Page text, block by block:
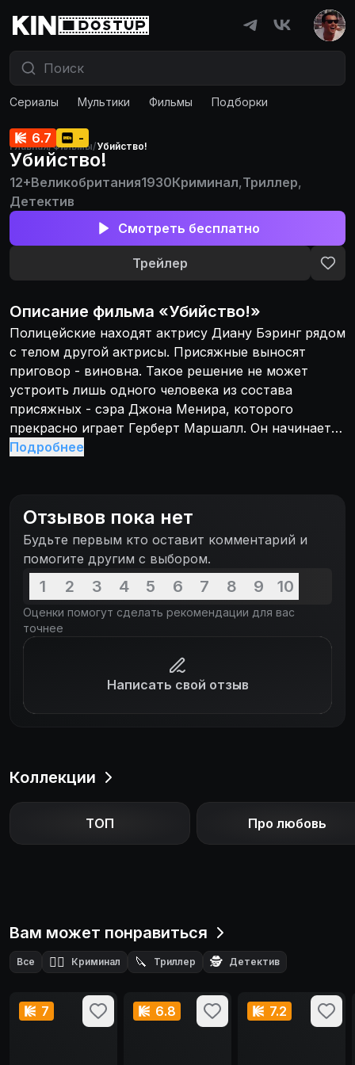
Сериалы Мультики Фильмы Подборки
Главная/Фильмы/Убийство!
6.7 -
Убийство!
12+Великобритания1930Криминал,Триллер,
Детектив
Смотреть бесплатно
Трейлер
Описание фильма «Убийство!»
Полицейские находят актрису Диану Бэринг рядом
с телом другой актрисы. Присяжные выносят
приговор - виновна. Такое решение не может
устроить лишь одного человека из состава
присяжных - сэра Джона Менира, которого
прекрасно играет Герберт Маршалл. Он начинает
собственное расследование.
Подробнее
Отзывов пока нет
Будьте первым кто оставит комментарий и
помогите другим с выбором.
1 2 3 4 5 6 7 8 9 10
Оценки помогут сделать рекомендации для вас
точнее
Написать свой отзыв
Коллекции
ТОП Про любовь
Вам может понравиться
Все 🕵️‍♂️ Криминал 🔪 Триллер 🕵️ Детектив
7 6.8 7.2